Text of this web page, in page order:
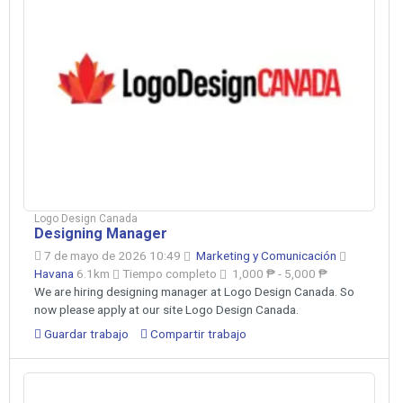
Logo Design Canada
Designing Manager
7 de mayo de 2026 10:49
Marketing y Comunicación
Havana 6.1km Tiempo completo
1,000 ₱ - 5,000 ₱
We are hiring designing manager at Logo Design Canada. So
now please apply at our site Logo Design Canada.
Guardar trabajo
Compartir trabajo